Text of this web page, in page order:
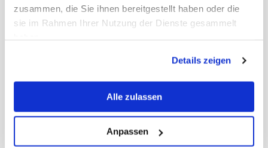
zusammen, die Sie ihnen bereitgestellt haben oder die
sie im Rahmen Ihrer Nutzung der Dienste gesammelt
Details zeigen
Alle zulassen
Anpassen
(required)